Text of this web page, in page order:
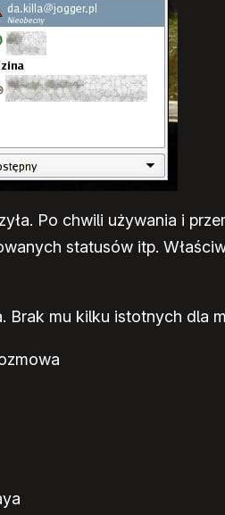
Po chwili używania i
statusów itp.
Brak mu kilku istotnych dla